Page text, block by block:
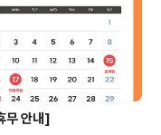
무 안내]